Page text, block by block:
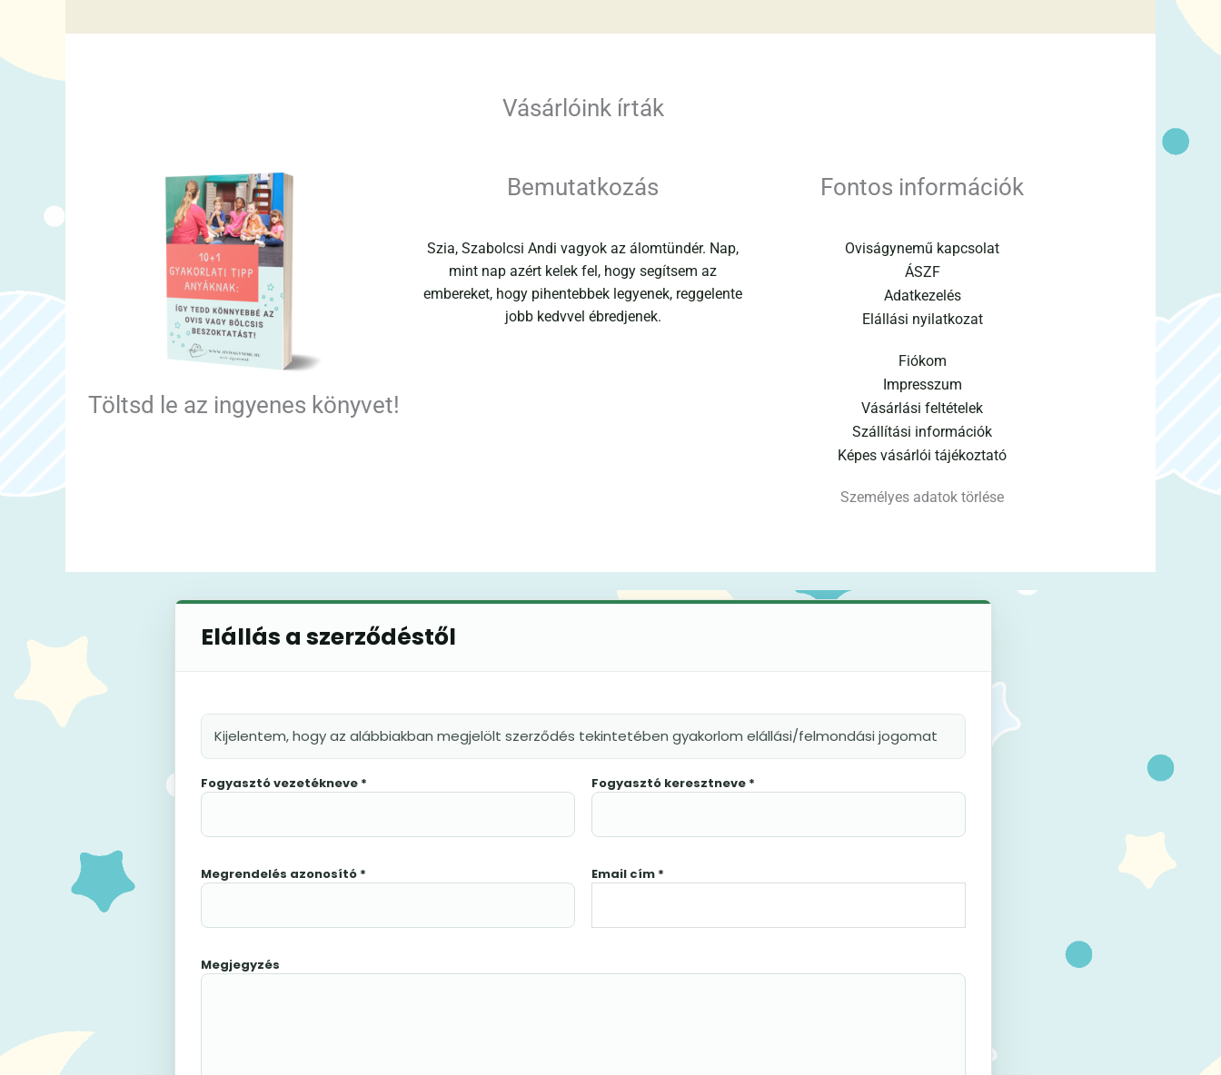
Vásárlóink írták
Töltsd le az ingyenes könyvet!
Bemutatkozás
Szia, Szabolcsi Andi vagyok az álomtündér. Nap,
mint nap azért kelek fel, hogy segítsem az
embereket, hogy pihentebbek legyenek, reggelente
jobb kedvvel ébredjenek.
Fontos információk
Oviságynemű kapcsolat
ÁSZF
Adatkezelés
Elállási nyilatkozat
Fiókom
Impresszum
Vásárlási feltételek
Szállítási információk
Képes vásárlói tájékoztató
Személyes adatok törlése
Elállás a szerződéstől
Kijelentem, hogy az alábbiakban megjelölt szerződés tekintetében gyakorlom elállási/felmondási jogomat
Fogyasztó vezetékneve * Fogyasztó keresztneve *
Megrendelés azonosító * Email cím *
Megjegyzés